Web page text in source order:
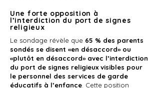
Une forte opposition à
l’interdiction du port de signes
religieux
Le sondage révèle que 65 % des parents
sondés se disent «en désaccord» ou
«plutôt en désaccord» avec l’interdiction
du port de signes religieux visibles pour
le personnel des services de garde
éducatifs à l’enfance . Cette position